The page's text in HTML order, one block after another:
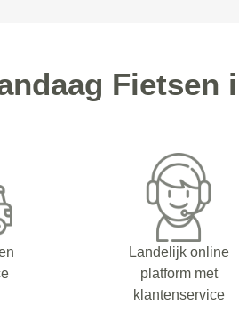
Fietsen
Landelijk online
platform met
klantenservice